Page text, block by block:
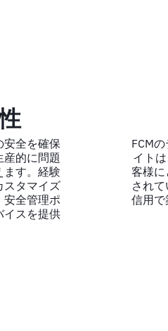
安全を確保
産的に問題
ます。経験
スタマイズ
安全管理ポ
イスを提供
FCM
イト
客様
され
信用